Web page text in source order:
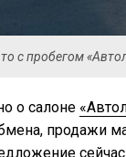
с пробегом
о салоне
продажи